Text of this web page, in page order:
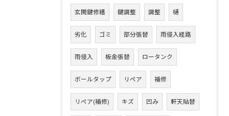
玄関鍵修繕 鍵調整 調整 樋
劣化 ゴミ 部分張替 雨侵入経路
雨侵入 板金張替 ロータンク
ボールタップ リペア 補修
リペア(補修) キズ 凹み 軒天貼替